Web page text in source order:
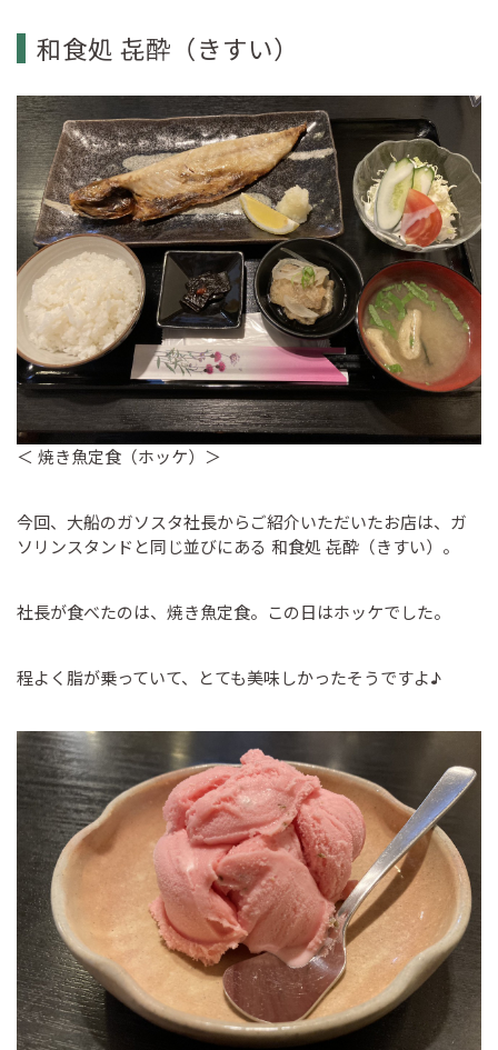
和食処 㐂酔（きすい）
＜ 焼き魚定食（ホッケ）＞
今回、大船のガソスタ社長からご紹介いただいたお店は、ガ
ソリンスタンドと同じ並びにある 和食処 㐂酔（きすい）。
社長が食べたのは、焼き魚定食。この日はホッケでした。
程よく脂が乗っていて、とても美味しかったそうですよ♪